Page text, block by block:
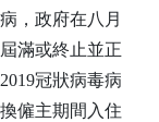
，政府在八月
滿或終止並正
冠狀病毒病
僱主期間入住